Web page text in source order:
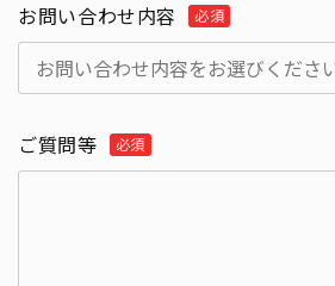
お問い合わせ内容
ご質問等